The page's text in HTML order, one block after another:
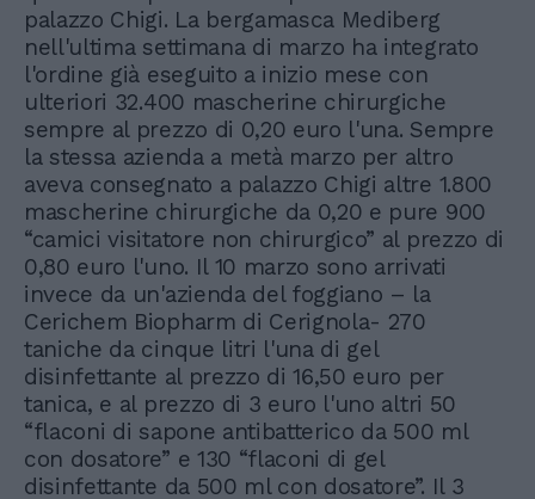
palazzo Chigi. La bergamasca Mediberg
nell'ultima settimana di marzo ha integrato
l'ordine già eseguito a inizio mese con
ulteriori 32.400 mascherine chirurgiche
sempre al prezzo di 0,20 euro l'una. Sempre
la stessa azienda a metà marzo per altro
aveva consegnato a palazzo Chigi altre 1.800
mascherine chirurgiche da 0,20 e pure 900
“camici visitatore non chirurgico” al prezzo di
0,80 euro l'uno. Il 10 marzo sono arrivati
invece da un'azienda del foggiano – la
Cerichem Biopharm di Cerignola- 270
taniche da cinque litri l'una di gel
disinfettante al prezzo di 16,50 euro per
tanica, e al prezzo di 3 euro l'uno altri 50
“flaconi di sapone antibatterico da 500 ml
con dosatore” e 130 “flaconi di gel
disinfettante da 500 ml con dosatore”. Il 3